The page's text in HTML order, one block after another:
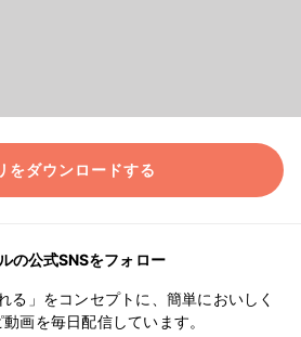
をダウンロードする
の公式SNSをフォロー
る」をコンセプトに、簡単においしく
画を毎日配信しています。